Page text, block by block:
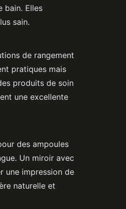
bain. Elles
sain.
de rangement
pratiques mais
produits de soin
une excellente
des ampoules
Un miroir avec
une impression de
naturelle et